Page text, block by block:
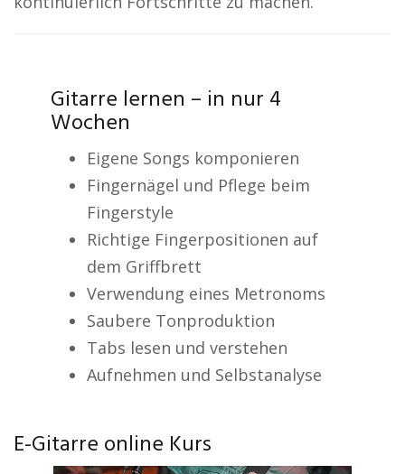
Gitarre lernen – in nur 4
Wochen
Eigene Songs komponieren
Fingernägel und Pflege beim
Fingerstyle
Richtige Fingerpositionen auf
dem Griffbrett
Verwendung eines Metronoms
Saubere Tonproduktion
Tabs lesen und verstehen
Aufnehmen und Selbstanalyse
E-Gitarre online Kurs